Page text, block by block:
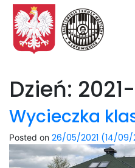
Dzień:
Wycieczka
Posted on 26/05/2021 (14/09/